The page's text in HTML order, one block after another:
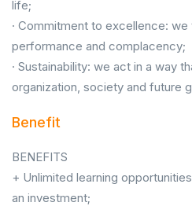
life;
· Commitment to excellence:
performance and complacency;
· Sustainability: we act in a way
organization, society and future
Benefit
BENEFITS
+ Unlimited learning
an investment;